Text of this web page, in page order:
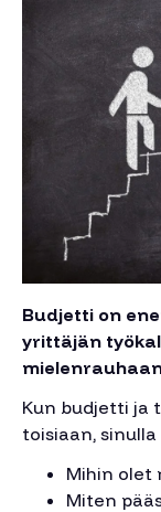
Budjetti on
yrittäjän
Kun budjetti ja
toisiaan,
Mihin olet
Miten